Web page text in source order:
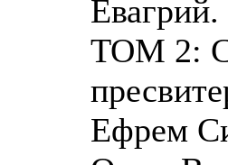
ТОМ 2:
Ефрем